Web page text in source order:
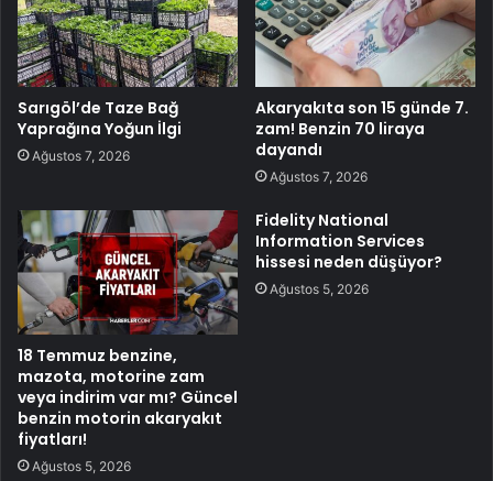
Sarıgöl’de Taze Bağ
Yaprağına Yoğun İlgi
Ağustos 7, 2026
Akaryakıta son 15 günde 7.
zam! Benzin 70 liraya
dayandı
Ağustos 7, 2026
18 Temmuz benzine,
mazota, motorine zam
veya indirim var mı? Güncel
benzin motorin akaryakıt
fiyatları!
Ağustos 5, 2026
Fidelity National
Information Services
hissesi neden düşüyor?
Ağustos 5, 2026